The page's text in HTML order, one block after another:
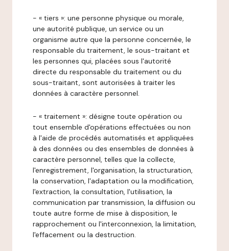
- « tiers »: une personne physique ou morale,
une autorité publique, un service ou un
organisme autre que la personne concernée, le
responsable du traitement, le sous-traitant et
les personnes qui, placées sous l'autorité
directe du responsable du traitement ou du
sous-traitant, sont autorisées à traiter les
données à caractère personnel.
- « traitement »: désigne toute opération ou
tout ensemble d'opérations effectuées ou non
à l'aide de procédés automatisés et appliquées
à des données ou des ensembles de données à
caractère personnel, telles que la collecte,
l'enregistrement, l'organisation, la structuration,
la conservation, l'adaptation ou la modification,
l'extraction, la consultation, l'utilisation, la
communication par transmission, la diffusion ou
toute autre forme de mise à disposition, le
rapprochement ou l'interconnexion, la limitation,
l'effacement ou la destruction.